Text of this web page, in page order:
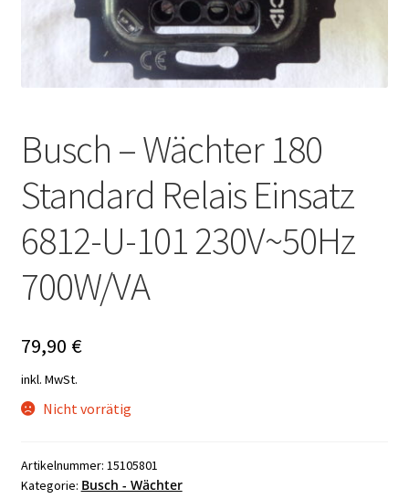
Busch – Wächter 180
Standard Relais Einsatz
6812-U-101 230V~50Hz
700W/VA
79,90 €
inkl. MwSt.
Nicht vorrätig
Artikelnummer: 15105801
Kategorie: Busch - Wächter